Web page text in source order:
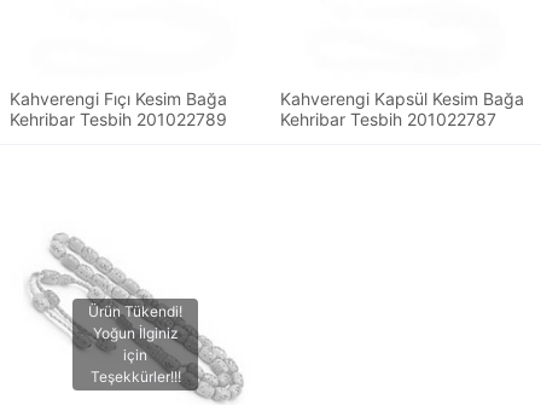
Kahverengi Fıçı Kesim Bağa
Kehribar Tesbih 201022789
Kahverengi Kapsül Kesim Bağa
Kehribar Tesbih 201022787